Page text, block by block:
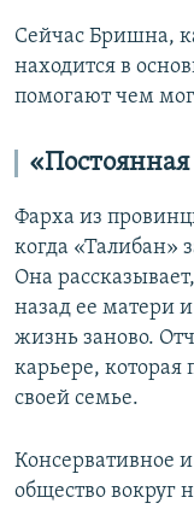
Сейчас Бришна,
находится в
помогают чем
Фарха из
когда «Талибан»
Она
назад ее матери
жизнь заново.
карьере, которая
своей семье.
Консервативное
общество вокруг